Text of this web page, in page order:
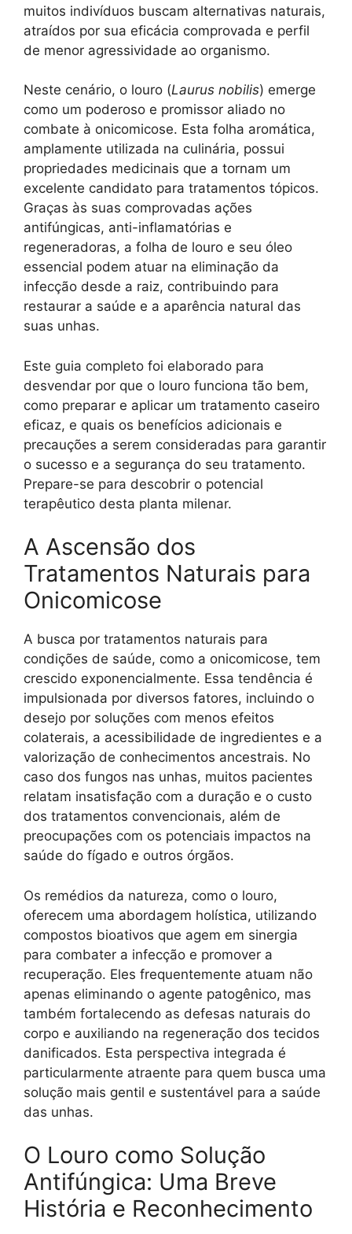
muitos indivíduos buscam alternativas naturais,
atraídos por sua eficácia comprovada e perfil
de menor agressividade ao organismo.
Neste cenário, o louro (Laurus nobilis) emerge
como um poderoso e promissor aliado no
combate à onicomicose. Esta folha aromática,
amplamente utilizada na culinária, possui
propriedades medicinais que a tornam um
excelente candidato para tratamentos tópicos.
Graças às suas comprovadas ações
antifúngicas, anti-inflamatórias e
regeneradoras, a folha de louro e seu óleo
essencial podem atuar na eliminação da
infecção desde a raiz, contribuindo para
restaurar a saúde e a aparência natural das
suas unhas.
Este guia completo foi elaborado para
desvendar por que o louro funciona tão bem,
como preparar e aplicar um tratamento caseiro
eficaz, e quais os benefícios adicionais e
precauções a serem consideradas para garantir
o sucesso e a segurança do seu tratamento.
Prepare-se para descobrir o potencial
terapêutico desta planta milenar.
A Ascensão dos
Tratamentos Naturais para
Onicomicose
A busca por tratamentos naturais para
condições de saúde, como a onicomicose, tem
crescido exponencialmente. Essa tendência é
impulsionada por diversos fatores, incluindo o
desejo por soluções com menos efeitos
colaterais, a acessibilidade de ingredientes e a
valorização de conhecimentos ancestrais. No
caso dos fungos nas unhas, muitos pacientes
relatam insatisfação com a duração e o custo
dos tratamentos convencionais, além de
preocupações com os potenciais impactos na
saúde do fígado e outros órgãos.
Os remédios da natureza, como o louro,
oferecem uma abordagem holística, utilizando
compostos bioativos que agem em sinergia
para combater a infecção e promover a
recuperação. Eles frequentemente atuam não
apenas eliminando o agente patogênico, mas
também fortalecendo as defesas naturais do
corpo e auxiliando na regeneração dos tecidos
danificados. Esta perspectiva integrada é
particularmente atraente para quem busca uma
solução mais gentil e sustentável para a saúde
das unhas.
O Louro como Solução
Antifúngica: Uma Breve
História e Reconhecimento